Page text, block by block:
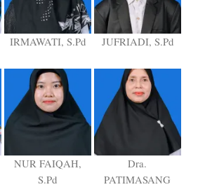
IRMAWATI, S.Pd JUFRIADI, S.Pd
NUR FAIQAH,
S.Pd
Dra.
PATIMASANG